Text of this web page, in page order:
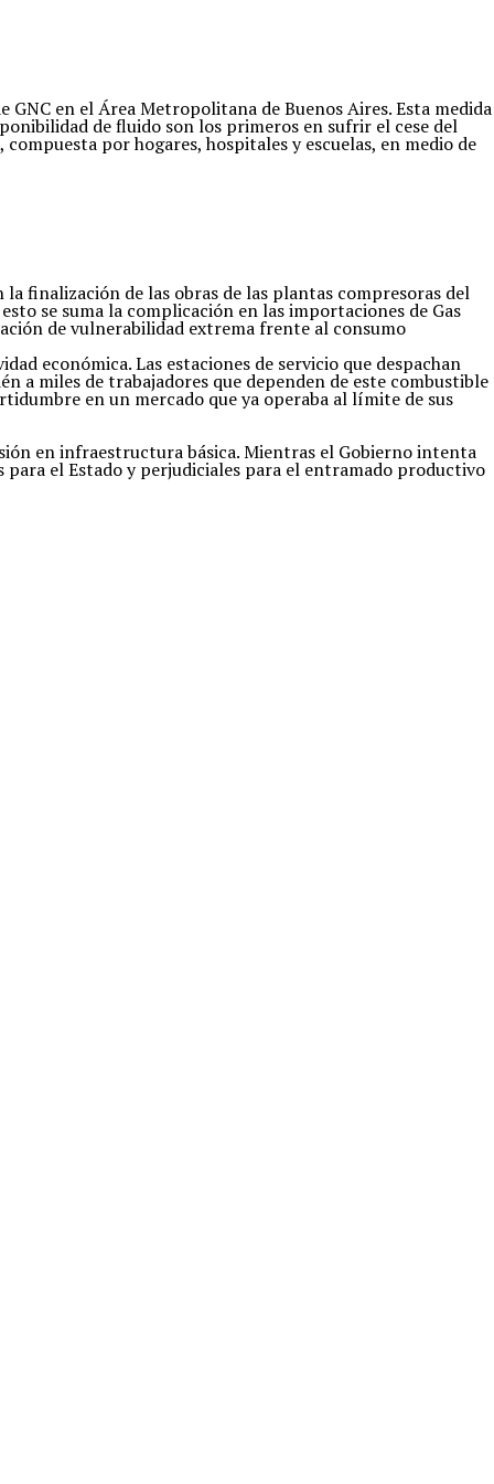
en el Área Metropolitana de Buenos Aires. Esta medida
de fluido son los primeros en sufrir el cese del
por hogares, hospitales y escuelas, en medio de
finalización de las obras de las plantas compresoras del
se suma la complicación en las importaciones de Gas
de vulnerabilidad extrema frente al consumo
económica. Las estaciones de servicio que despachan
a miles de trabajadores que dependen de este combustible
en un mercado que ya operaba al límite de sus
en infraestructura básica. Mientras el Gobierno intenta
el Estado y perjudiciales para el entramado productivo